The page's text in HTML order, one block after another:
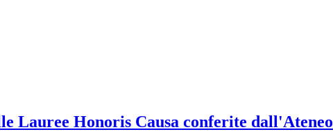
Lauree Honoris Causa conferite dall'Ateneo